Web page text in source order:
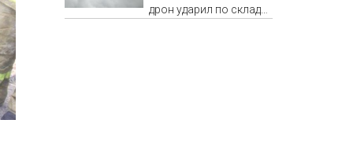
дрон ударил по складу